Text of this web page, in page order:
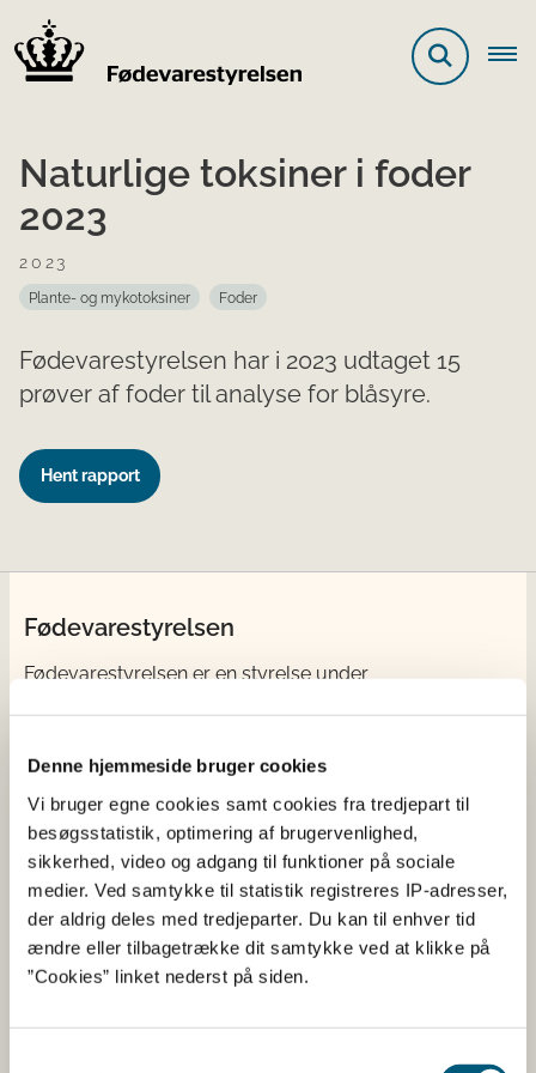
Denne hjemmeside bruger cookies
Vi bruger egne cookies samt cookies fra tredjepart til
besøgsstatistik, optimering af brugervenlighed,
sikkerhed, video og adgang til funktioner på sociale
medier. Ved samtykke til statistik registreres IP-adresser,
der aldrig deles med tredjeparter. Du kan til enhver tid
ændre eller tilbagetrække dit samtykke ved at klikke på
”Cookies” linket nederst på siden.
Naturlige toksiner i foder
2023
2023
Plante- og mykotoksiner Foder
Fødevarestyrelsen har i 2023 udtaget 15
prøver af foder til analyse for blåsyre.
Hent rapport
Fødevarestyrelsen
Fødevarestyrelsen er en styrelse under
dyresundhed og sikker, sund mad. Vi står bag De
fra cafeer, restauranter og supermarkeder.
Kontakt
Fødevarestyrelsen
Stationsparken 31-33